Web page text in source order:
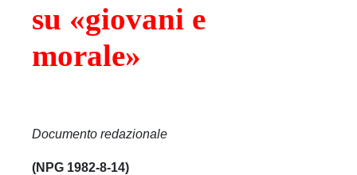
su «giovani e
morale»
Documento redazionale
(NPG 1982-8-14)